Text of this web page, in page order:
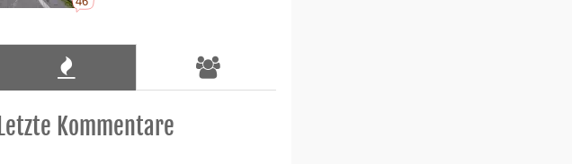
Letzte Kommentare